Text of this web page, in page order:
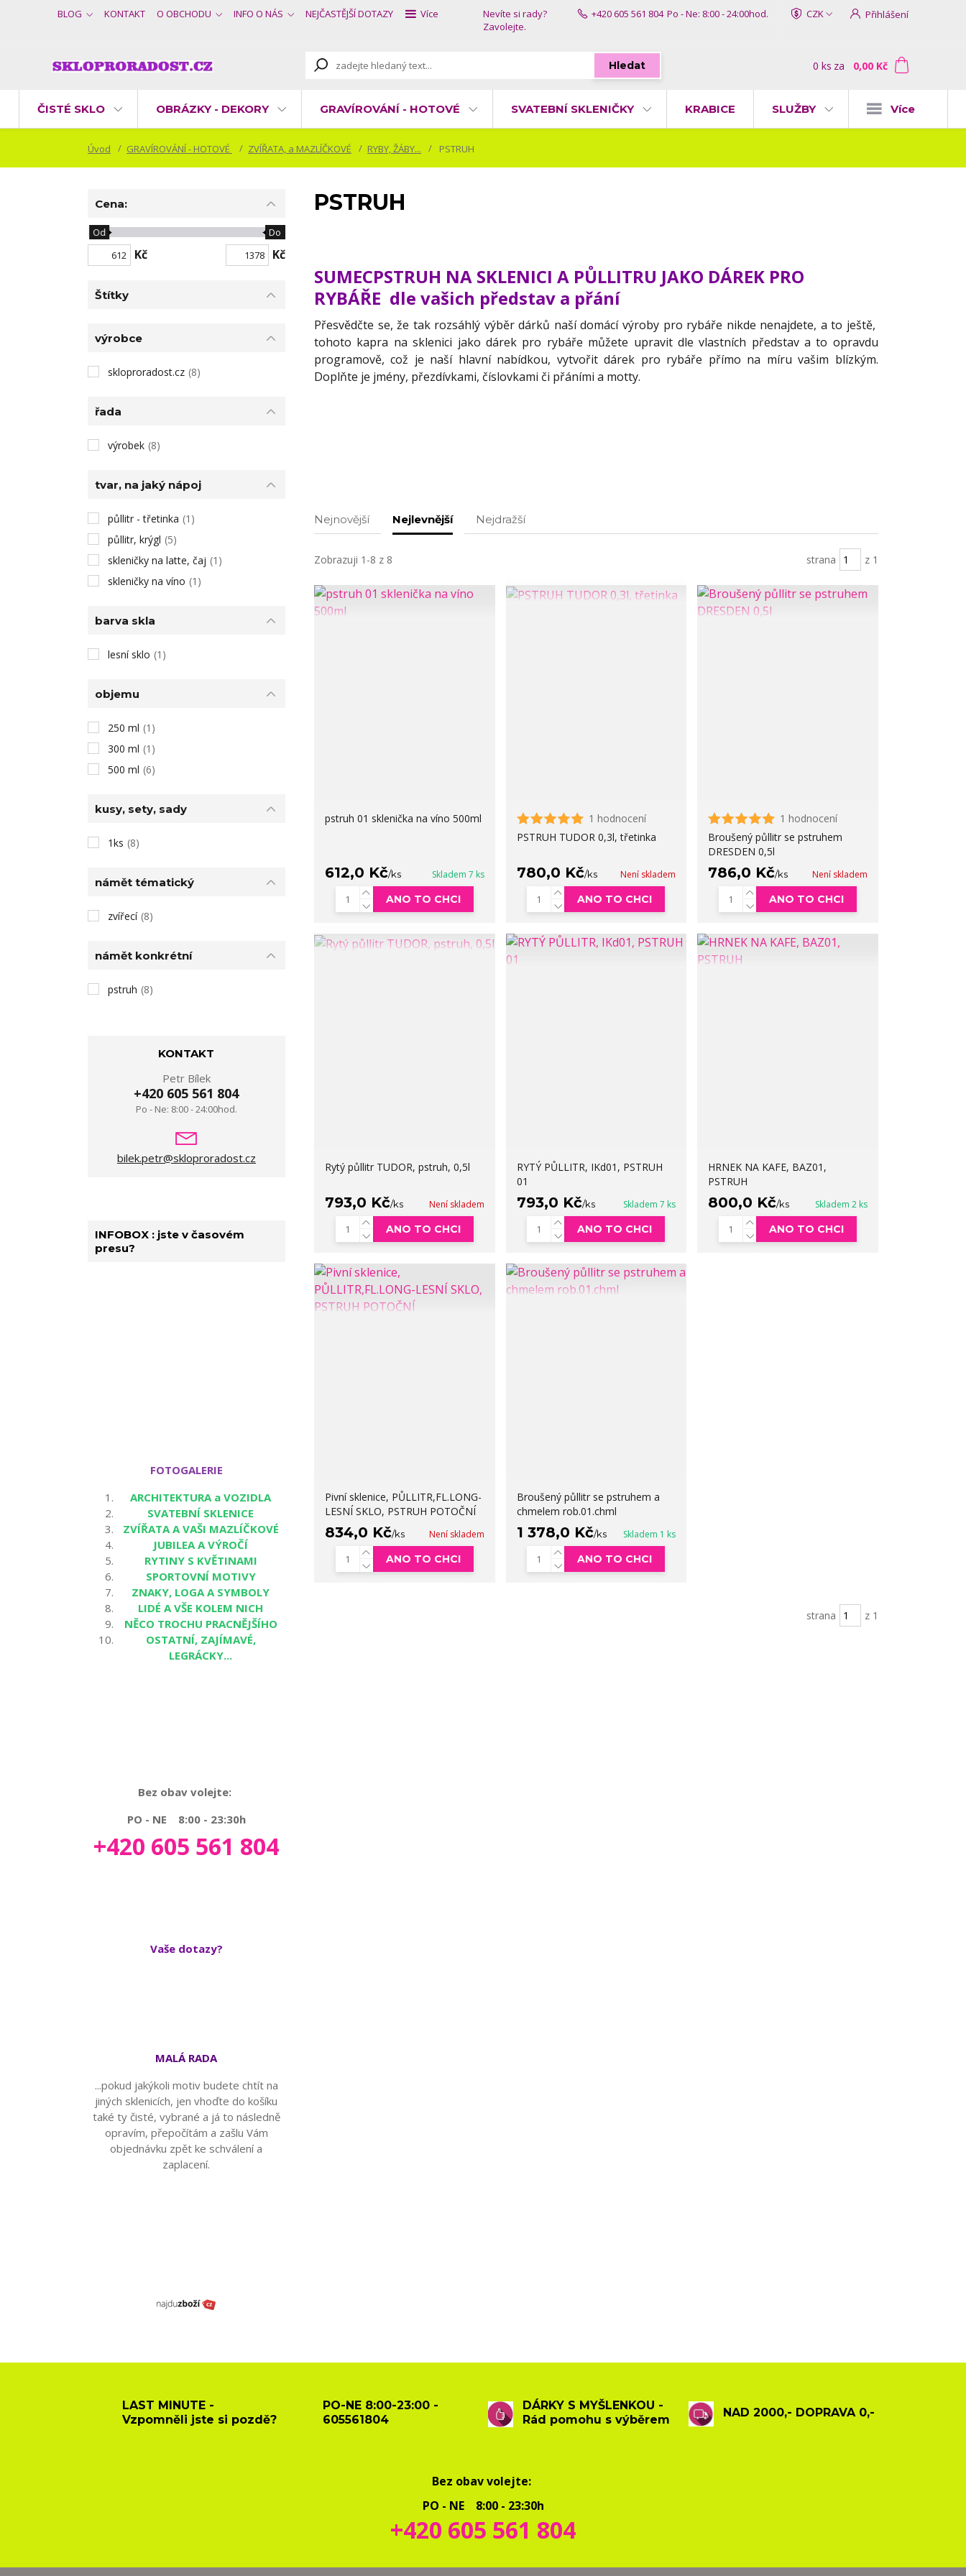
BLOG KONTAKT O OBCHODU INFO O NÁS NEJČASTĚJŠÍ DOTAZY Více CZK Přihlášení
Hledat
Nevíte si rady?
Zavolejte.
+420 605 561 804 Po - Ne: 8:00 - 24:00hod.
0 ks za 0,00 Kč
ČISTÉ SKLO OBRÁZKY - DEKORY GRAVÍROVÁNÍ - HOTOVÉ SVATEBNÍ SKLENIČKY KRABICE SLUŽBY Více
Úvod GRAVÍROVÁNÍ - HOTOVÉ ZVÍŘATA, a MAZLÍČKOVÉ RYBY, ŽÁBY... PSTRUH
PSTRUH
SUMECPSTRUH NA SKLENICI A PŮLLITRU JAKO DÁREK PRO
RYBÁŘE dle vašich představ a přání
Přesvědčte se, že tak rozsáhlý výběr dárků naší domácí výroby pro rybáře nikde nenajdete, a to ještě,
tohoto kapra na sklenici jako dárek pro rybáře můžete upravit dle vlastních představ a to opravdu
programově, což je naší hlavní nabídkou, vytvořit dárek pro rybáře přímo na míru vašim blízkým.
Doplňte je jmény, přezdívkami, číslovkami či přáními a motty.
Nejnovější Nejlevnější Nejdražší
Zobrazuji 1-8 z 8 strana z 1
pstruh 01 sklenička na víno 500ml
612,0 Kč/ks Skladem 7 ks
ANO TO CHCI
1 hodnocení
PSTRUH TUDOR 0,3l, třetinka
780,0 Kč/ks Není skladem
ANO TO CHCI
1 hodnocení
Broušený půllitr se pstruhem
DRESDEN 0,5l
786,0 Kč/ks Není skladem
ANO TO CHCI
Rytý půllitr TUDOR, pstruh, 0,5l
793,0 Kč/ks Není skladem
ANO TO CHCI
RYTÝ PŮLLITR, IKd01, PSTRUH
01
793,0 Kč/ks Skladem 7 ks
ANO TO CHCI
HRNEK NA KAFE, BAZ01,
PSTRUH
800,0 Kč/ks Skladem 2 ks
ANO TO CHCI
Pivní sklenice, PŮLLITR,FL.LONG-
LESNÍ SKLO, PSTRUH POTOČNÍ
834,0 Kč/ks Není skladem
ANO TO CHCI
Broušený půllitr se pstruhem a
chmelem rob.01.chml
1 378,0 Kč/ks Skladem 1 ks
ANO TO CHCI
strana z 1
Cena:
Kč
Od Do
Kč
Štítky
výrobce
skloproradost.cz (8)
řada
výrobek (8)
tvar, na jaký nápoj
půllitr - třetinka (1)
půllitr, krýgl (5)
skleničky na latte, čaj (1)
skleničky na víno (1)
barva skla
lesní sklo (1)
objemu
250 ml (1)
300 ml (1)
500 ml (6)
kusy, sety, sady
1ks (8)
námět tématický
zvířecí (8)
námět konkrétní
pstruh (8)
KONTAKT
Petr Bílek
+420 605 561 804
Po - Ne: 8:00 - 24:00hod.
bilek.petr@skloproradost.cz
INFOBOX : jste v časovém
presu?
FOTOGALERIE
ARCHITEKTURA a VOZIDLA
SVATEBNÍ SKLENICE
ZVÍŘATA A VAŠI MAZLÍČKOVÉ
JUBILEA A VÝROČÍ
RYTINY S KVĚTINAMI
SPORTOVNÍ MOTIVY
ZNAKY, LOGA A SYMBOLY
LIDÉ A VŠE KOLEM NICH
NĚCO TROCHU PRACNĚJŠÍHO
OSTATNÍ, ZAJÍMAVÉ,
LEGRÁCKY...
Bez obav volejte:
PO - NE 8:00 - 23:30h
+420 605 561 804
Vaše dotazy?
MALÁ RADA
...pokud jakýkoli motiv budete chtít na
jiných sklenicích, jen vhoďte do košíku
také ty čisté, vybrané a já to následně
opravím, přepočítám a zašlu Vám
objednávku zpět ke schválení a
zaplacení.
LAST MINUTE -
Vzpomněli jste si pozdě?
PO-NE 8:00-23:00 -
605561804
DÁRKY S MYŠLENKOU -
Rád pomohu s výběrem
NAD 2000,- DOPRAVA 0,-
Bez obav volejte:
PO - NE 8:00 - 23:30h
+420 605 561 804